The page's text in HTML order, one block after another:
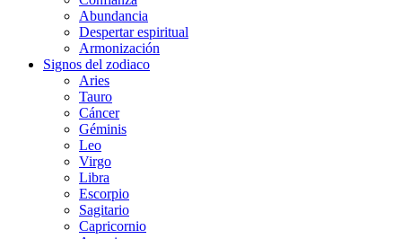
Abundancia
Despertar espiritual
Armonización
Signos del zodiaco
Aries
Tauro
Cáncer
Géminis
Leo
Virgo
Libra
Escorpio
Sagitario
Capricornio